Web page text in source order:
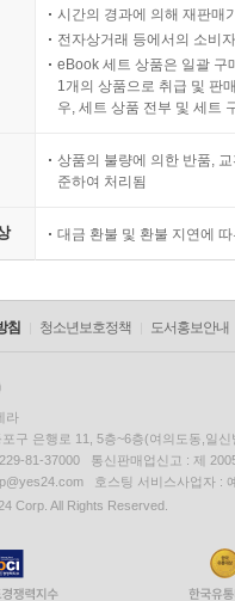
시간의 경과에 의해 재판매
전자상거래 등에서의 소비
eBook 세트 상품은 일괄 구
1개의 상품으로 취급 및 판
우, 세트 상품 전부 및 세트
상품의 불량에 의한 반품,
준하여 처리됨
대금 환불 및 환불 지연에
침 청소년보호정책 도서홍보안내
라
구 은행로 11, 5층~6층(여의도동,일신
81-37000 통신판매업신고 : 제
호스팅 서비스사업자 :
Corp. All Rights Reserved.